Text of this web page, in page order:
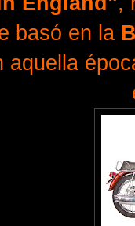
basó en la
aquella